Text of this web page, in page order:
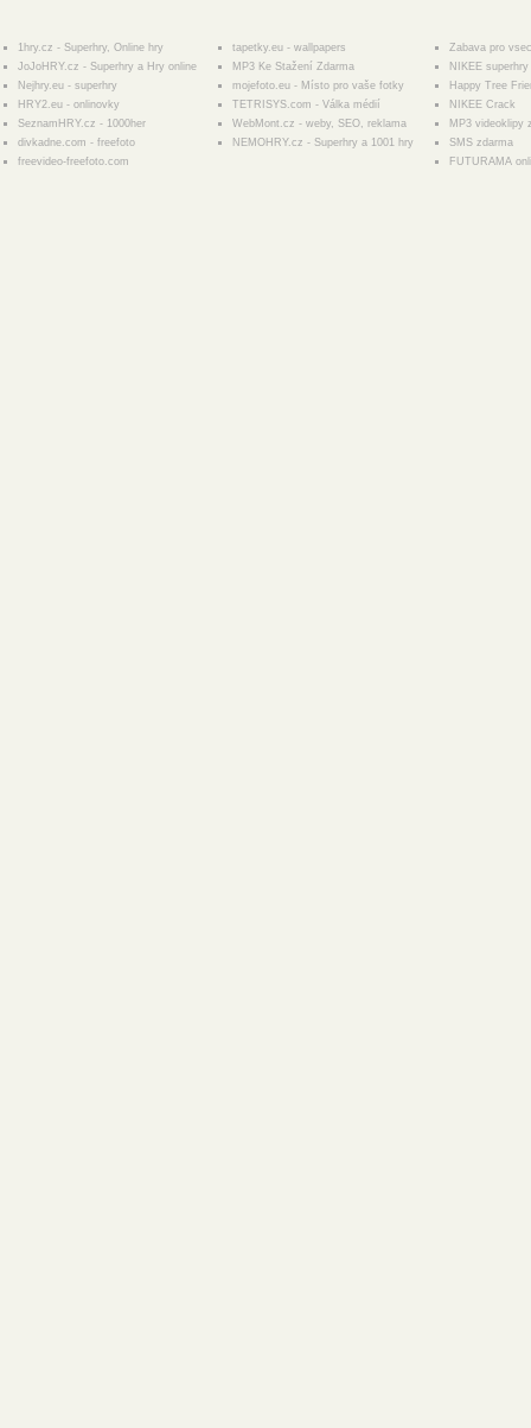
1hry.cz - Superhry, Online hry
JoJoHRY.cz - Superhry a Hry online
Nejhry.eu - superhry
HRY2.eu - onlinovky
SeznamHRY.cz - 1000her
divkadne.com - freefoto
freevideo-freefoto.com
tapetky.eu - wallpapers
MP3 Ke Stažení Zdarma
mojefoto.eu - Místo pro vaše fotky
TETRISYS.com - Válka médií
WebMont.cz - weby, SEO, reklama
NEMOHRY.cz - Superhry a 1001 hry
Zabava pro
NIKEE superhry
Happy Tree
NIKEE Crack
MP3 videoklipy
SMS zdarma
FUTURAMA